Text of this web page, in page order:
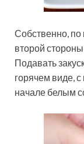
Собственно, по
второй
Подавать
горячем виде,
начале белым